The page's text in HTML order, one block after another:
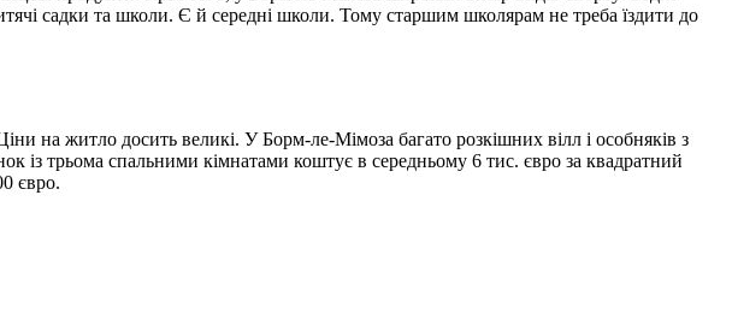
садки та школи. Є й середні школи. Тому старшим школярам не треба їздити до
на житло досить великі. У Борм-ле-Мімоза багато розкішних вілл і особняків з
трьома спальними кімнатами коштує в середньому 6 тис. євро за квадратний
євро.